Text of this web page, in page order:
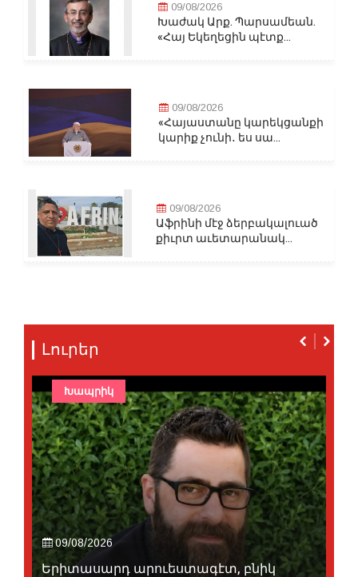
09/08/2026
Խաժակ Արք. Պարսամեան.
«Հայ Եկեղեցին պէտք...
09/08/2026
«Հայաստանը կարեկցանքի
կարիք չունի․ ես սա...
09/08/2026
Աֆրինի մէջ ձերբակալուած
քիւրտ աւետարանակ...
Լուրեր
09/08/2026
Երիտասարդ արուեստագէտ, բնիկ
Խապրիկ